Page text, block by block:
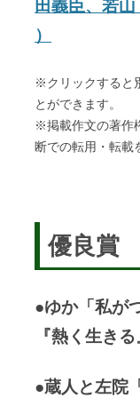
田義臣、若山
）
※クリックすると
とができます。
※掲載作文の著作
断での転用・転載
優良賞
●ゆか「私が
『熱く生きる
●蔵人と左院